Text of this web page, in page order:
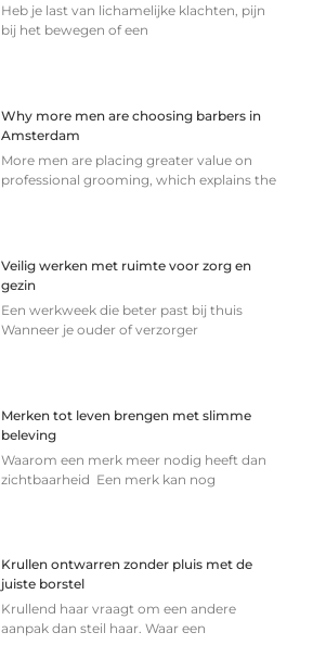
Heb je last van lichamelijke klachten, pijn
bij het bewegen of een
Why more men are choosing barbers in
Amsterdam
More men are placing greater value on
professional grooming, which explains the
Veilig werken met ruimte voor zorg en
gezin
Een werkweek die beter past bij thuis
Wanneer je ouder of verzorger
Merken tot leven brengen met slimme
beleving
Waarom een merk meer nodig heeft dan
zichtbaarheid Een merk kan nog
Krullen ontwarren zonder pluis met de
juiste borstel
Krullend haar vraagt om een andere
aanpak dan steil haar. Waar een